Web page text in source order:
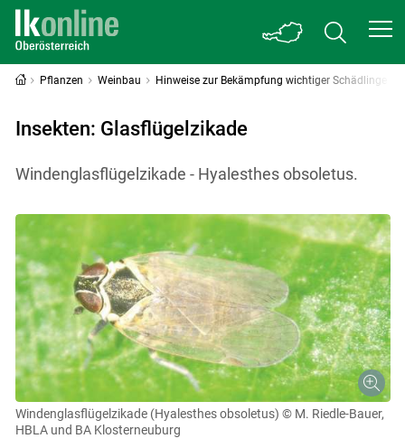
Pflanzen Weinbau Hinweise zur Bekämpfung wichtiger Schädlinge
Insekten: Glasflügelzikade
Windenglasflügelzikade - Hyalesthes obsoletus.
Windenglasflügelzikade (Hyalesthes obsoletus) © M. Riedle-Bauer,
HBLA und BA Klosterneuburg